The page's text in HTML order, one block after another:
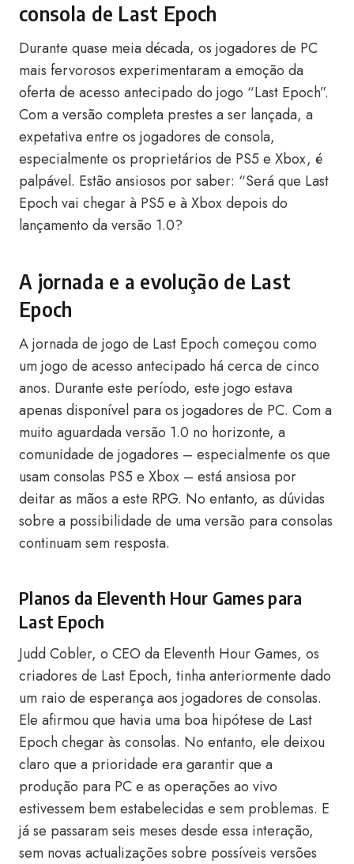
consola de Last Epoch
Durante quase meia década, os jogadores de PC
mais fervorosos experimentaram a emoção da
oferta de acesso antecipado do jogo “Last Epoch”.
Com a versão completa prestes a ser lançada, a
expetativa entre os jogadores de consola,
especialmente os proprietários de PS5 e Xbox, é
palpável. Estão ansiosos por saber: “Será que Last
Epoch vai chegar à PS5 e à Xbox depois do
lançamento da versão 1.0?
A jornada e a evolução de Last
Epoch
A jornada de jogo de Last Epoch começou como
um jogo de acesso antecipado há cerca de cinco
anos. Durante este período, este jogo estava
apenas disponível para os jogadores de PC. Com a
muito aguardada versão 1.0 no horizonte, a
comunidade de jogadores – especialmente os que
usam consolas PS5 e Xbox – está ansiosa por
deitar as mãos a este RPG. No entanto, as dúvidas
sobre a possibilidade de uma versão para consolas
continuam sem resposta.
Planos da Eleventh Hour Games para
Last Epoch
Judd Cobler, o CEO da Eleventh Hour Games, os
criadores de Last Epoch, tinha anteriormente dado
um raio de esperança aos jogadores de consolas.
Ele afirmou que havia uma boa hipótese de Last
Epoch chegar às consolas. No entanto, ele deixou
claro que a prioridade era garantir que a
produção para PC e as operações ao vivo
estivessem bem estabelecidas e sem problemas. E
já se passaram seis meses desde essa interação,
sem novas actualizações sobre possíveis versões